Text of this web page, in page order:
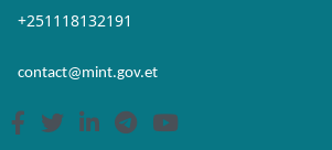
Skip to Main Content
Open Accessibility Menu
+251118132191
contact@mint.gov.et